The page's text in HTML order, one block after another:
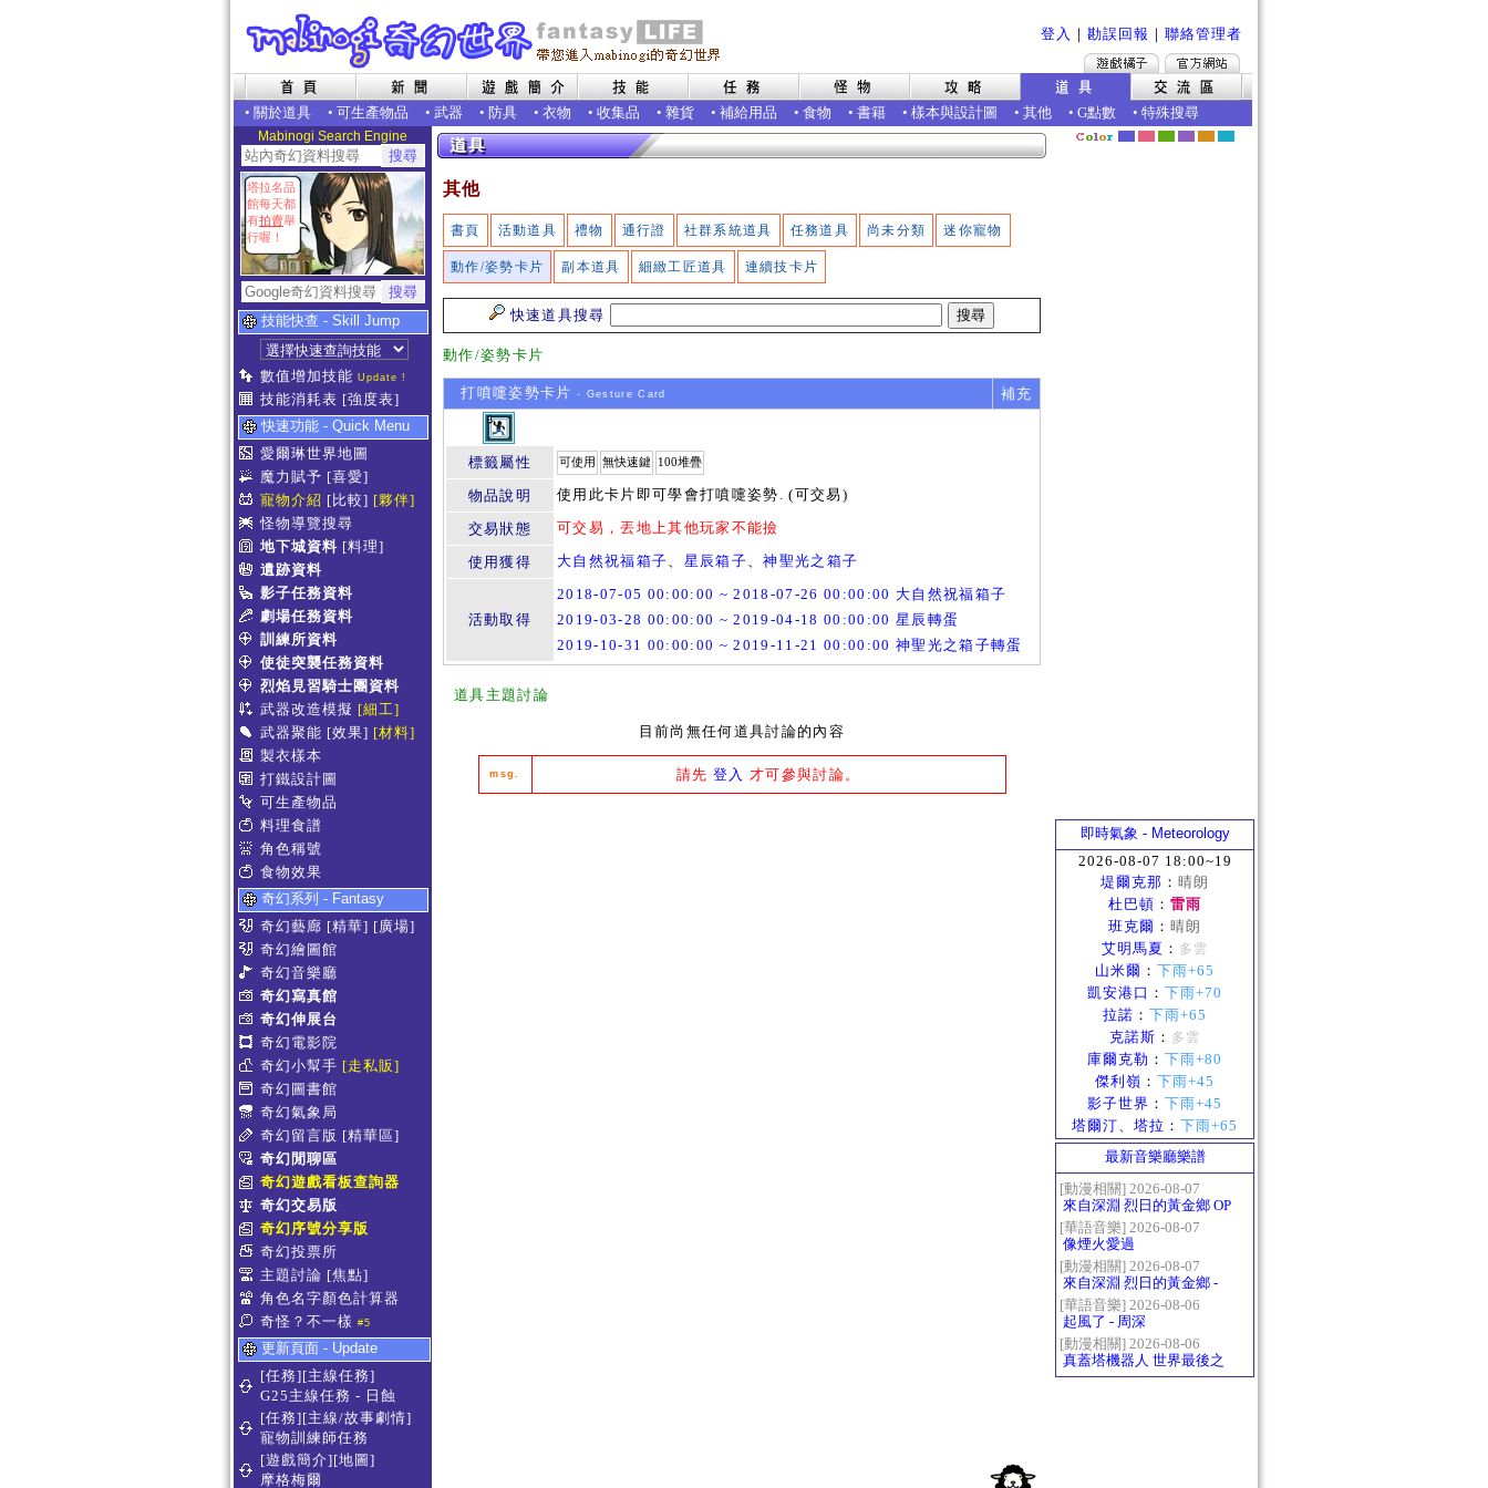
登入 ｜ 勘誤回報 ｜ 聯絡管理者
• 關於道具 • 可生產物品 • 武器 • 防具 • 衣物 • 收集品 • 雜貨 • 補給用品 • 食物 • 書籍 • 樣本與設計圖 • 其他 • G點數 • 特殊搜尋
Mabinogi Search Engine
塔拉名品
館每天都
有拍賣舉
行喔！
技能快查 - Skill Jump
數值增加技能 Update !
技能消耗表 [強度表]
快速功能 - Quick Menu
愛爾琳世界地圖
魔力賦予 [喜愛]
寵物介紹 [比較] [夥伴]
怪物導覽搜尋
地下城資料 [料理]
遺跡資料
影子任務資料
劇場任務資料
訓練所資料
使徒突襲任務資料
烈焰見習騎士團資料
武器改造模擬 [細工]
武器聚能 [效果] [材料]
製衣樣本
打鐵設計圖
可生產物品
料理食譜
角色稱號
食物效果
奇幻系列 - Fantasy
奇幻藝廊 [精華] [廣場]
奇幻繪圖館
奇幻音樂廳
奇幻寫真館
奇幻伸展台
奇幻電影院
奇幻小幫手 [走私販]
奇幻圖書館
奇幻氣象局
奇幻留言版 [精華區]
奇幻閒聊區
奇幻遊戲看板查詢器
奇幻交易版
奇幻序號分享版
奇幻投票所
主題討論 [焦點]
角色名字顏色計算器
奇怪？不一樣 #5
更新頁面 - Update
[任務][主線任務]
G25主線任務 - 日蝕
[任務][主線/故事劇情]
寵物訓練師任務
[遊戲簡介][地圖]
摩格梅爾
其他
書頁 活動道具 禮物 通行證 社群系統道具 任務道具 尚未分類 迷你寵物
動作/姿勢卡片 副本道具 細緻工匠道具 連續技卡片
快速道具搜尋
動作/姿勢卡片
打噴嚏姿勢卡片 - Gesture Card 補充
標籤屬性 可使用 無快速鍵 100堆疊
物品說明 使用此卡片即可學會打噴嚏姿勢. (可交易)
交易狀態 可交易，丟地上其他玩家不能撿
使用獲得 大自然祝福箱子、 星辰箱子、神聖光之箱子
活動取得
2018-07-05 00:00:00 ~ 2018-07-26 00:00:00 大自然祝福箱子
2019-03-28 00:00:00 ~ 2019-04-18 00:00:00 星辰轉蛋
2019-10-31 00:00:00 ~ 2019-11-21 00:00:00 神聖光之箱子轉蛋
道具主題討論
目前尚無任何道具討論的內容
msg. 請先 登入 才可參與討論。
即時氣象 - Meteorology
2026-08-07 18:00~19
堤爾克那 ： 晴朗
杜巴頓 ： 雷雨
班克爾 ： 晴朗
艾明馬夏 ： 多雲
山米爾 ： 下雨+65
凱安港口 ： 下雨+70
拉諾 ： 下雨+65
克諾斯 ： 多雲
庫爾克勒 ： 下雨+80
傑利嶺 ： 下雨+45
影子世界 ： 下雨+45
塔爾汀、塔拉 ： 下雨+65
最新音樂廳樂譜
[動漫相關] 2026-08-07
來自深淵 烈日的黃金鄉 OP
- かたち(Katachi)
[華語音樂] 2026-08-07
像煙火愛過
[動漫相關] 2026-08-07
來自深淵 烈日的黃金鄉 -
Gravity
[華語音樂] 2026-08-06
起風了 - 周深
[動漫相關] 2026-08-06
真蓋塔機器人 世界最後之
日OP2 HEATS